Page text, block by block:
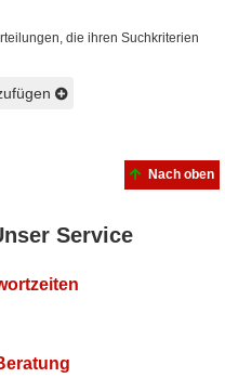
die ihren Suchkriterien
Nach oben
Service